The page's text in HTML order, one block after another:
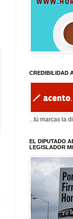
CREDIBILIDAD
...tú marcas la
EL DIPUTADO
LEGISLADOR